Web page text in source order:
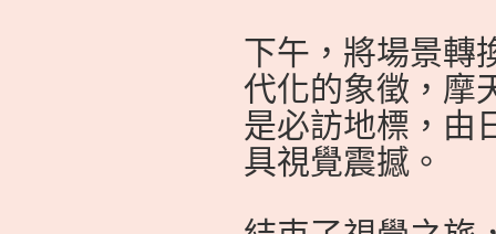
下午，將場景轉
代化的象徵，摩
是必訪地標，由
具視覺震撼。